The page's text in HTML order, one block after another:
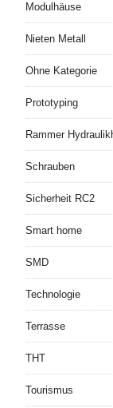
Modulhäuse
Nieten Metall
Ohne Kategorie
Prototyping
Rammer
Schrauben
Sicherheit RC2
Smart home
SMD
Technologie
Terrasse
THT
Tourismus